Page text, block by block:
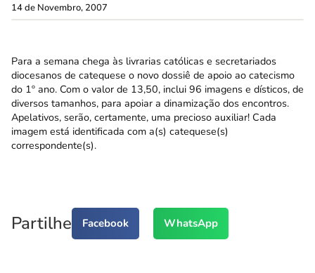
14 de Novembro, 2007
Para a semana chega às livrarias católicas e secretariados
diocesanos de catequese o novo dossiê de apoio ao catecismo
do 1º ano. Com o valor de 13,50, inclui 96 imagens e dísticos, de
diversos tamanhos, para apoiar a dinamização dos encontros.
Apelativos, serão, certamente, uma precioso auxiliar! Cada
imagem está identificada com a(s) catequese(s)
correspondente(s).
Partilhe Facebook WhatsApp